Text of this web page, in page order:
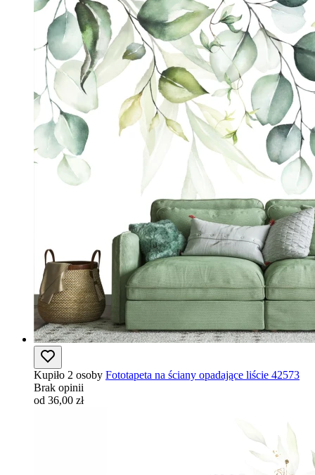
Kupiło 2 osoby Fototapeta na ściany opadające liście 42573
Brak opinii
od 36,00 zł